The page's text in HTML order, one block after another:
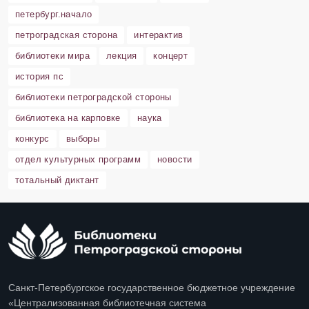
петербург.начало
петроградская сторона
интерактив
библиотеки мира
лекция
концерт
история пс
библиотеки петроградской стороны
библиотека на карповке
наука
конкурс
выборы
отдел культурных программ
новости
тотальный диктант
Санкт-Петербургское государственное бюджетное учреждение
«Централизованная библиотечная система